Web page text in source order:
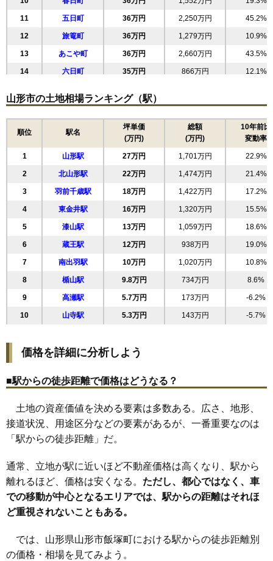
11 五日町 36万円 2,250万円 45.2%
12 旅篭町 36万円 1,279万円 10.9%
13 あこや町 36万円 2,660万円 43.5%
14 六日町 35万円 866万円 12.1%
16 緑町 33万円 1,966万円 36.4%
33万円 2,057万円 42.3%
32万円 2,037万円 36.1%
19 東原町 32万円 2,023万円 29.1%
20 若葉町 32万円 1,855万円 42.8%
21 城西町 31万円 2,117万円 42.5%
22 末広町 31万円 1,464万円 21.4%
23 相生町 30万円 1,962万円 14.1%
24 錦町 30万円 1,477万円 31.9%
25 荒楯町 30万円 1,962万円 22.8%
26 松見町 30万円 2,051万円 25.8%
27 寿町 30万円 1,956万円 28.7%
28 大手町 29万円 1,489万円 21.5%
30 南一番町 28万円
32 南原町 28万円 1,735万円 19.1%
33 小荷駄町 28万円 1,814万円 19.6%
34 前田町 27万円 1,933万円 20.6%
35 宮町
36 南栄町 26万円 1,983万円 24.8%
37 篭田 26万円 1,971万円 23.4%
38 松波 26万円 2,401万円 28.3%
39 鉄砲町 26万円
41 花楯
山形市の土地相場ランキング（駅）
順位 駅名
坪単価
(万円)
総額
(万円)
10年前比
変動率
1 山形駅 27万円 1,701万円 22.9%
2 北山形駅 22万円 1,474万円 21.4%
3 羽前千歳駅 18万円 1,422万円 17.2%
4 東金井駅 16万円 1,320万円 15.5%
5 漆山駅 13万円 1,059万円 18.6%
6 蔵王駅 12万円 938万円 19.0%
7 南出羽駅 10万円 1,020万円 10.8%
8 楯山駅 9.8万円 734万円 8.6%
9 高瀬駅 5.7万円 173万円 -6.2%
10 山寺駅 5.3万円 143万円 -5.7%
価格を詳細に分析しよう
■駅からの徒歩距離で価格はどうなる？
土地の資産価値を決める要素は多数ある。広さ、地形、
接道状況、用途区分などの要素があるが、一番重要なのは
「駅からの徒歩距離」だ。
通常、立地が駅に近いほど不動産価格は高くなり、駅から
離れるほど、価格は安くなる。 ただし、都心ではなく、車
での移動が中心となるエリアでは、駅からの距離はそれほ
ど重視されないこともある。
では、山形県山形市飯塚町における駅からの徒歩距離別
の価格・相場を見てみよう。